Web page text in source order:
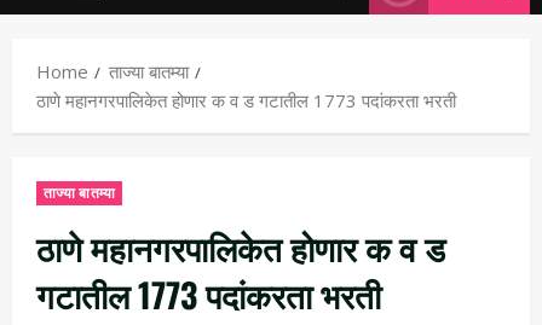
Home
ताज्या बातम्या
ठाणे महानगरपालिकेत होणार क व ड गटातील 1773 पदांकरता भरती
ताज्या बातम्या
ठाणे महानगरपालिकेत होणार क व ड
गटातील 1773 पदांकरता भरती